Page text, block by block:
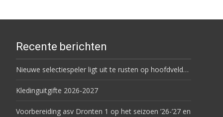
Recente berichten
Nieuwe selectiespeler ligt uit te rusten op hoofdveld…
Kledinguitgifte 2026-2027
Voorbereiding asv Dronten 1 op het seizoen ’26-’27 en